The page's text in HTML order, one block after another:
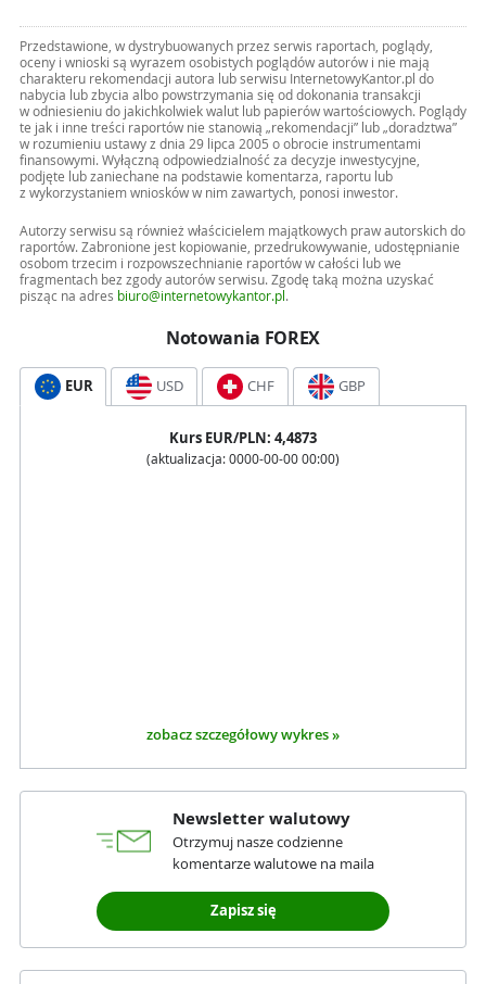
Przedstawione, w dystrybuowanych przez serwis raportach, poglądy,
oceny i wnioski są wyrazem osobistych poglądów autorów i nie mają
charakteru rekomendacji autora lub serwisu InternetowyKantor.pl do
nabycia lub zbycia albo powstrzymania się od dokonania transakcji
w odniesieniu do jakichkolwiek walut lub papierów wartościowych. Poglądy
te jak i inne treści raportów nie stanowią „rekomendacji” lub „doradztwa”
w rozumieniu ustawy z dnia 29 lipca 2005 o obrocie instrumentami
finansowymi. Wyłączną odpowiedzialność za decyzje inwestycyjne,
podjęte lub zaniechane na podstawie komentarza, raportu lub
z wykorzystaniem wniosków w nim zawartych, ponosi inwestor.
Autorzy serwisu są również właścicielem majątkowych praw autorskich do
raportów. Zabronione jest kopiowanie, przedrukowywanie, udostępnianie
osobom trzecim i rozpowszechnianie raportów w całości lub we
fragmentach bez zgody autorów serwisu. Zgodę taką można uzyskać
pisząc na adres biuro@internetowykantor.pl .
Notowania FOREX
EUR USD CHF GBP
Kurs EUR/PLN: 4,4873
(aktualizacja: 0000-00-00 00:00)
zobacz szczegółowy wykres »
Newsletter walutowy
Otrzymuj nasze codzienne
komentarze walutowe na maila
Zapisz się